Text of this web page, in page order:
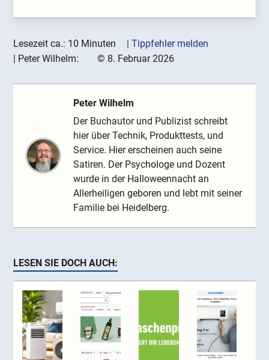
Lesezeit ca.: 10 Minuten
| Tippfehler melden
Peter Wilhelm: © 8. Februar 2026
Peter Wilhelm
Der Buchautor und Publizist schreibt
hier über Technik, Produkttests, und
Service. Hier erscheinen auch seine
Satiren. Der Psychologe und Dozent
wurde in der Halloweennacht an
Allerheiligen geboren und lebt mit seiner
Familie bei Heidelberg.
LESEN SIE DOCH AUCH: